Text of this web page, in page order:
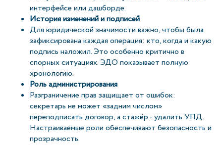
интерфейсе или дашборде.
История изменений и подписей
Для юридической значимости важно, чтобы была
зафиксирована каждая операция: кто, когда и какую
подпись наложил. Это особенно критично в
спорных ситуациях. ЭДО показывает полную
хронологию.
Роль администрирования
Разграничение прав защищает от ошибок:
секретарь не может «задним числом»
переподписать договор, а стажёр - удалить УПД.
Настраиваемые роли обеспечивают безопасность и
прозрачность.